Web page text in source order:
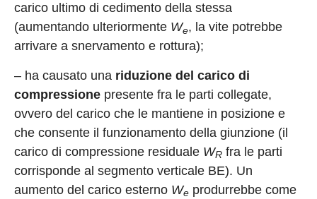
carico ultimo di cedimento della stessa
(aumentando ulteriormente We, la vite potrebbe
arrivare a snervamento e rottura);
– ha causato una riduzione del carico di
compressione presente fra le parti collegate,
ovvero del carico che le mantiene in posizione e
che consente il funzionamento della giunzione (il
carico di compressione residuale WR fra le parti
corrisponde al segmento verticale BE). Un
aumento del carico esterno We produrrebbe come